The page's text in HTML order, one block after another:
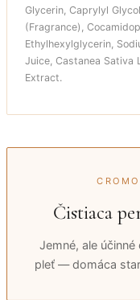
Glycerin, Caprylyl
(Fragrance),
Ethylhexylglycerin,
Juice, Castanea Sativa
Extract.
Čistiaca
Jemné, ale
pleť — domáca